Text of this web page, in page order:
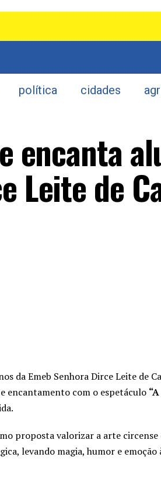
política cidades
encanta
Leite de
da Emeb Senhora Dirce Leite de
encantamento com o espetáculo
proposta valorizar a arte circense
levando magia, humor e emoção